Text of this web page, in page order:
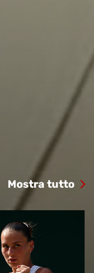
Mostra tutto